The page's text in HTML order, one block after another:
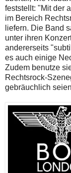
feststellt: "Mit der
im Bereich
liefern. Die Band
unter ihren
andererseits
es auch einige
Zudem benutze
Rechtsrock-
gebräuchlich